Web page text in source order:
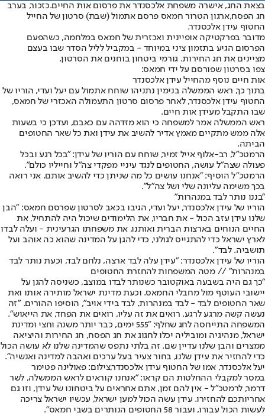
בצאת החג, אישרה משפחת אלכסנדר את פרסום אות החיים.כזכור, בערב
חג הפסח,ארגון הטרור חמאס פרסם אתמול (שבת) סרטון של החייל
החטוף עידן אלכסנדר.
מדובר בפרקטיקה אופיינית ואכזרית של חמאס במלחמה, כשהפעם
הפרסום הגיע בתזמון ציני במיוחד - במקביל לליל הסדר שבו בעצם
מציינים את חג החירות. גורמי ביטחון בוחנים את הסרטון.
צפו בסרטון שפורסם על ידי חמאס:
אות חיים נוסף מהחייל עידן אלכסנדר
בתוך כך, ראש הממשלה בנימין נתניהו שוחח אתמול עם יעל ועדי, הוריו של
החטוף עידן אלכסנדר, לאחר פרסום סרטון התעמולה האכזרי של חמאס,
שבו התקבל מעידן אות חיים.
ראש הממשלה אמר למשפחה כי הוא מזדהה עם כאבם, ועדכן כי בשעות
אלה ממש מתקיים מאמץ אדיר להשיב את עידן ואת כל שאר החטופים
הביתה.
הרמטכ״ל, רב-אלוף אייל זמיר, שוחח עם הוריו של עידן: "בכל רגע ובכל
פעולה שצה״ל עושה, החטופים לנגד עיניי מפקדי צה״ל וחייליו כולם".
הרמטכ״ל הוסיף: ״אנחנו עושים כל מה שניתן כדי להשיב אותם. אני רואה
בכך משימה עליונה שלי ושל צה״ל".
"בננו נותר לבד במנהרות"
הוריו של עידן אלכסנדר, יעל ועדי, הגיבו בכאב לסרטון שפרסם חמאס: "הבן
שלנו עידן עזב הכול - את חבריו, את הלימודים שיכול היה להתחיל, את
החיים הנוחים בארצות הברית ואותנו, את משפחתו הגרעינית - ועלה לבדו
לארץ ישראל כדי להתגייס לגולני, כדי להגן על המדינה שהוא כה אוהב ועל
תושביה. לבד".
הוריו של עידן אלכסנדר: ״עידן עלה לבד ארצה, נלחם לבד, וכעת נותר לבד
במנהרות״ // מטה המשפחות להחזרת החטופים
"כך גם היה בשבעה באוקטובר כשנותר לבדו במוצב, כשניסה להגן על
יישובי העוטף מול מחבלי החמאס. וכעת מדינת ישראל מותירה אותו ואת
שאר החטופים לבד - לבד במנהרות, לבד בידי אויב", הוסיפו ההורים. "זה
נעשה קשה מרגע לרגע. רואים את זה עליו, רואים את הפחד, את הייאוש".
המשפחה התייחסה לחג שחלף: "555 ימים, כבר יותר משנה וחצי ומדינת
ישראל, מנהיגיה ומוביליה יכלו לחגוג את חג הפסח, חג החירות והיציאה
ממצרים והבן שלנו עדיין שם. זה בלתי נתפס שהמדינה שלנו לא עושה הכול
כדי להחזיר את עידן שלנו, בחור צעיר בעל ערכים ואהבה למדינה ואנשיה".
יעל אלכסנדר, אמו של החטוף עידן אלכסנדר,צילום: פאולינה פטימר
במסר למקבלי ההחלטות הם קראו: "אנחנו קוראים לראש הממשלה, לשר
דרמר, לרמטכ"ל - אין להם זמן, אתם אחראים על ביטחונו של עידן, וזו גם
אחריותכם להחזירו. עידן עשה הכול למען ישראל, עכשיו ישראל צריכה
לעשות הכול עבורו, ועבור 58 החטופים הנותרים בשבי חמאס".